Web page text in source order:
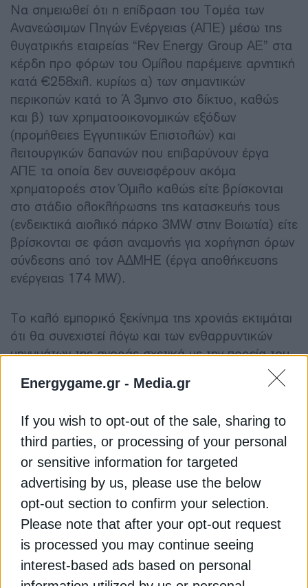
Energygame.gr - Media.gr
If you wish to opt-out of the sale, sharing to
third parties, or processing of your personal
or sensitive information for targeted
advertising by us, please use the below
opt-out section to confirm your selection.
Please note that after your opt-out request
is processed you may continue seeing
interest-based ads based on personal
Να σημειωθεί ότι η επίδραση του Τομέα των
Ανανεώσιμων Πηγών Ενέργειας (ΑΠΕ) μέσω της
θυγατρικής εταιρείας “Rev Energy Group AE” στα
κέρδη προ φόρων του Ομίλου παρέμεινε αρνητική
κατά €258χιλ. κυρίως α) των σημαντικών
περικοπών κατά το Ά 3μηνο στο δίκτυο, καθώς
και β) των χρηματοοικονομικών εξόδων
(προμήθειες Εγγυητικών Επιστολών) και
λειτουργικών δαπανών που επιβαρύνουν έργα
ΑΠΕ τα οποία δεν συνεισφέρουν ακόμα
χρηματοροές στον Όμιλο καθώς είτε βρίσκονται
στο στάδιο ολοκλήρωσης της κατασκευής τους
(ενδεικτικά αιολικό πάρκο 3MW στην Βοιωτία) είτε
βρίσκονται σε φάση αναμονής για χορήγηση όρων
σύνδεσης από τον ΑΔΜΗΕ (έργα αποθήκευσης
ενέργειας 174 MW).
Το καλό εμπορικό ξεκίνημα της χρονιάς εκτιμάται
ότι θα συνεχιστεί λόγω και των ενθαρρυντικών
μηνυμάτων της αγοράς σχετικά με την πορεία του
τουρισμού τους καλοκαιρινούς μήνες ενώ και η
αποκλιμάκωση των τιμών και ισορροπία σε
Σε κάθε περίπτωση ο Όμιλος Revoil υλοποιεί το
επιχειρηματικό του πλάνο και στους τρεις πυλώνες
δραστηριοποίησής του με αύξηση μεριδίων και
εσόδων στην αγορά πετρελαιοειδών, επενδύσεις
στις ανανεώσιμες πηγές ενέργειας μέσω της 100%
θυγατρικής Rev Energy Group και εμπορική
ανάπτυξη και αυξημένη κερδοφορία της
θυγατρικής ΜΑΛΤΕΖΟΣ.